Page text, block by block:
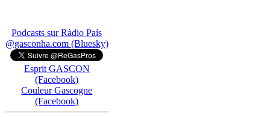
Podcasts sur Ràdio País
@gasconha.com (Bluesky)
Esprit GASCON
(Facebook)
Couleur Gascogne
(Facebook)